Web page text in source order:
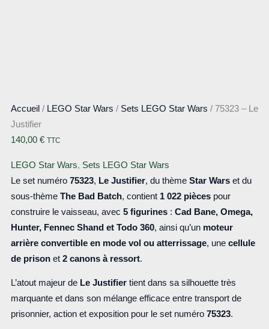
Accueil / LEGO Star Wars / Sets LEGO Star Wars / 75323 – Le
Justifier
140,00 € TTC
LEGO Star Wars, Sets LEGO Star Wars
Le set numéro 75323, Le Justifier, du thème Star Warset du
sous-thème The Bad Batch, contient 1 022 piècespour
construire le vaisseau, avec 5 figurines: Cad Bane, Omega,
Hunter, Fennec Shand et Todo 360, ainsi qu’un moteur
arrière convertible en mode vol ou atterrissage, une cellule
de prisonet 2 canons à ressort.
L’atout majeur de Le Justifiertient dans sa silhouette très
marquante et dans son mélange efficace entre transport de
prisonnier, action et exposition pour le set numéro 75323.